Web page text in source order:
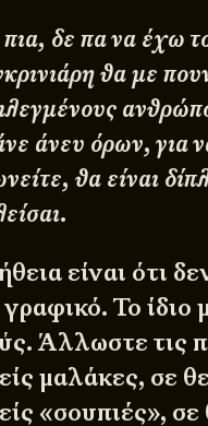
δε πα να έχω
θα με
άνευ όρων, για
θα είναι
είναι ότι
Το ίδιο
Άλλωστε τις
μαλάκες, σε
«σουπιές»,